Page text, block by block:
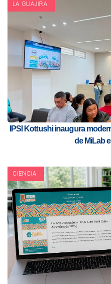
LA GUAJIRA
IPSI Kottushi inaugura
de MiLab
CIENCIA